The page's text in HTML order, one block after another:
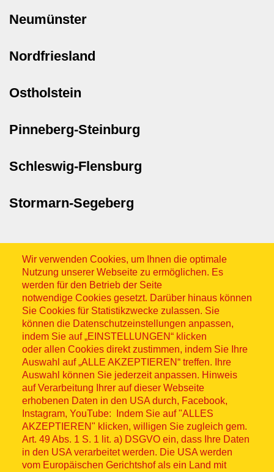
Neumünster
Nordfriesland
Ostholstein
Pinneberg-Steinburg
Schleswig-Flensburg
Stormarn-Segeberg
Wir verwenden Cookies, um Ihnen die optimale
Nutzung unserer Webseite zu ermöglichen. Es
werden für den Betrieb der Seite
notwendige Cookies gesetzt. Darüber hinaus können
Sie Cookies für Statistikzwecke zulassen. Sie
können die Datenschutzeinstellungen anpassen,
indem Sie auf „EINSTELLUNGEN“ klicken
oder allen Cookies direkt zustimmen, indem Sie Ihre
Auswahl auf „ALLE AKZEPTIEREN“ treffen. Ihre
Auswahl können Sie jederzeit anpassen. Hinweis
auf Verarbeitung Ihrer auf dieser Webseite
erhobenen Daten in den USA durch, Facebook,
Instagram, YouTube: Indem Sie auf "ALLES
AKZEPTIEREN" klicken, willigen Sie zugleich gem.
Art. 49 Abs. 1 S. 1 lit. a) DSGVO ein, dass Ihre Daten
in den USA verarbeitet werden. Die USA werden
vom Europäischen Gerichtshof als ein Land mit
Sitemap
© ASB 2026
Fußzeilenmenü
Impressum
Datenschutz
Kontakt